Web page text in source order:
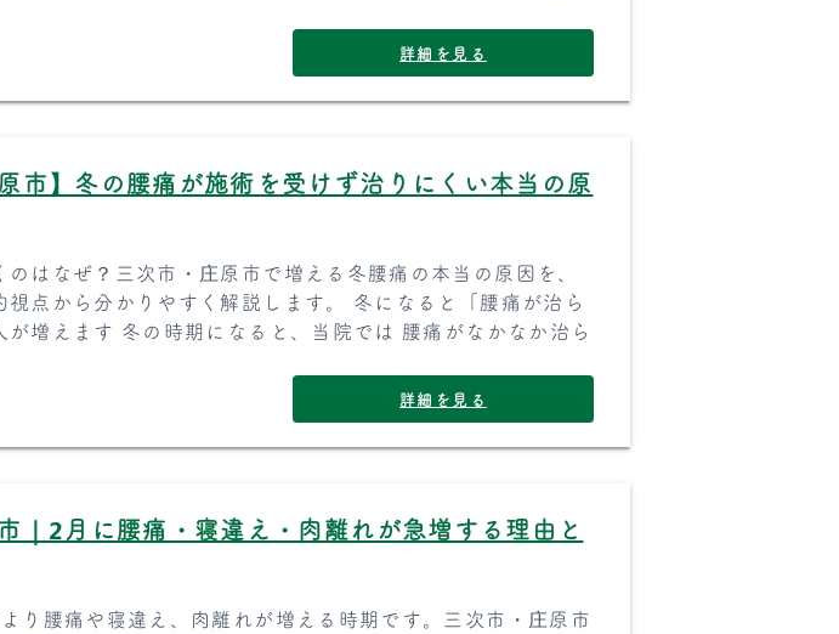
詳細を見る
市】冬の腰痛が施術を受けず治りにくい本当の原
はなぜ？三次市・庄原市で増える冬腰痛の本当の原因を、
視点から分かりやすく解説します。 冬になると「腰痛が治ら
が増えます 冬の時期になると、当院では 腰痛がなかなか治ら
詳細を見る
｜2月に腰痛・寝違え・肉離れが急増する理由と
り腰痛や寝違え、肉離れが増える時期です。三次市・庄原市